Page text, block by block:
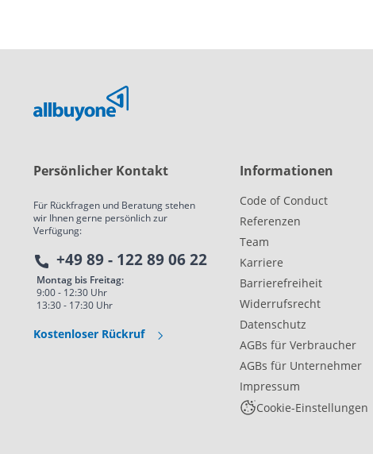
Persönlicher Kontakt
Für Rückfragen und Beratung stehen
wir Ihnen gerne persönlich zur
Verfügung:
+49 89 - 122 89 06 22
Montag bis Freitag:
9:00 - 12:30 Uhr
13:30 - 17:30 Uhr
Kostenloser Rückruf
Informationen
Code of Conduct
Referenzen
Team
Karriere
Barrierefreiheit
Widerrufsrecht
Datenschutz
AGBs für Verbraucher
AGBs für Unternehmer
Impressum
Cookie-Einstellungen